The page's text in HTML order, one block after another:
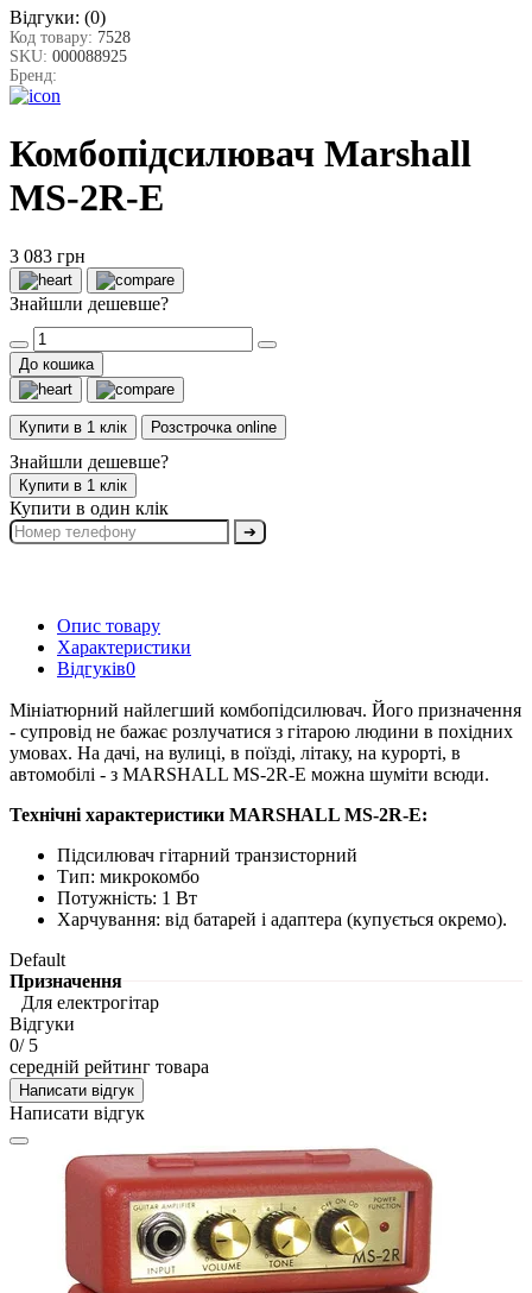
Відгуки: (0)
Код товару: 7528
SKU: 000088925
Бренд:
Комбопідсилювач Marshall
MS-2R-E
3 083 грн
Знайшли дешевше?
До кошика
Купити в 1 клік Розстрочка online
Знайшли дешевше?
Купити в 1 клік
Купити в один клік
➔
Опис товару
Характеристики
Відгуків0
Мініатюрний найлегший комбопідсилювач. Його призначення
- супровід не бажає розлучатися з гітарою людини в похідних
умовах. На дачі, на вулиці, в поїзді, літаку, на курорті, в
автомобілі - з MARSHALL MS-2R-E можна шуміти всюди.
Технічні характеристики MARSHALL MS-2R-E:
Підсилювач гітарний транзисторний
Тип: микрокомбо
Потужність: 1 Вт
Харчування: від батарей і адаптера (купується окремо).
Default
Призначення
Для електрогітар
Відгуки
0/ 5
середній рейтинг товара
Написати відгук
Написати відгук